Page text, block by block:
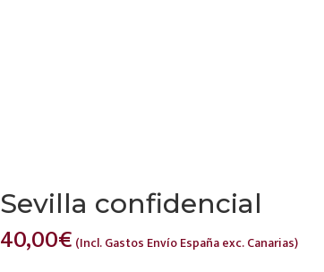
Sevilla confidencial
40,00€ (Incl. Gastos Envío España exc. Canarias)